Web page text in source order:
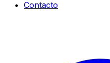
Contacto